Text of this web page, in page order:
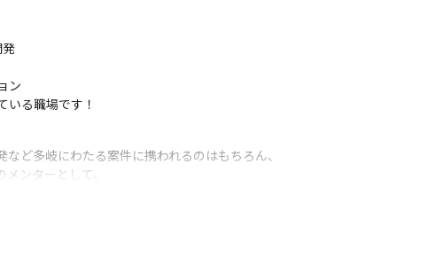
ン
いる職場です！
ど多岐にわたる案件に携われるのはもちろん、
ンターとして、
めに、
すので、ご自身だけではなく、
がいを感じていただける環境です。